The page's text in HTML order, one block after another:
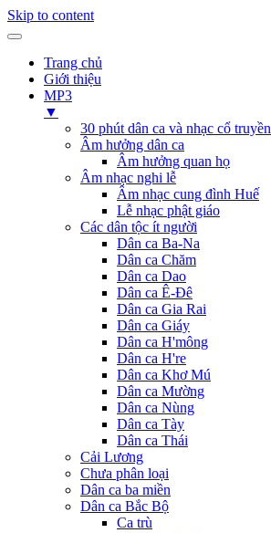
Skip to content
Trang chủ
Giới thiệu
MP3
▼
30 phút dân ca và nhạc cổ truyền
Âm hưởng dân ca
Âm hưởng quan họ
Âm nhạc nghi lễ
Âm nhạc cung đình Huế
Lễ nhạc phật giáo
Các dân tộc ít người
Dân ca Ba-Na
Dân ca Chăm
Dân ca Dao
Dân ca Ê-Đê
Dân ca Gia Rai
Dân ca Giáy
Dân ca H'mông
Dân ca H're
Dân ca Khơ Mú
Dân ca Mường
Dân ca Nùng
Dân ca Tày
Dân ca Thái
Cải Lương
Chưa phân loại
Dân ca ba miền
Dân ca Bắc Bộ
Ca trù